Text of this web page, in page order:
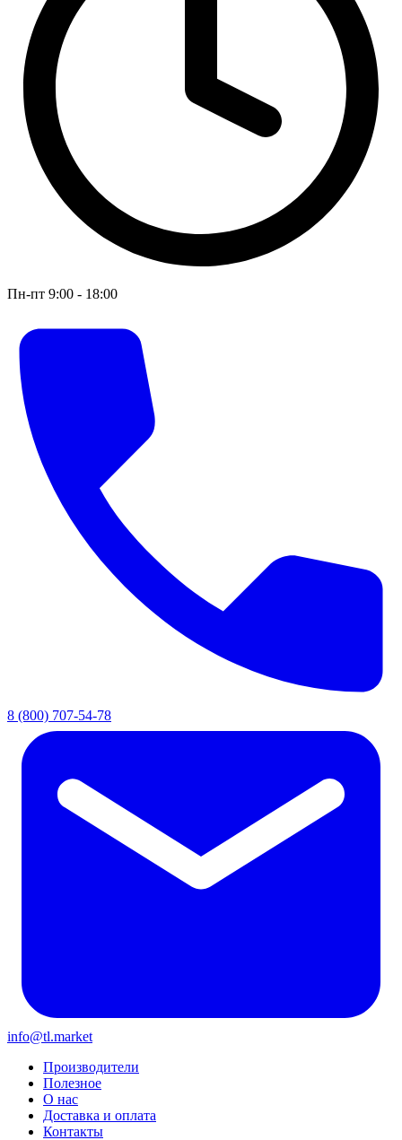
Пн-пт 9:00 - 18:00
8 (800) 707-54-78
info@tl.market
Производители
Полезное
О нас
Доставка и оплата
Контакты